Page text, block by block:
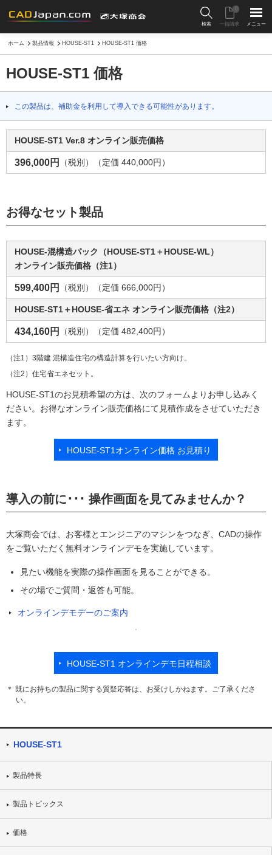
検索 一括請求
0
メニュー
ホーム 製品情報 HOUSE-ST1 HOUSE-ST1 価格
HOUSE-ST1 価格
この製品は、補助金を利用して導入できる可能性があります。
HOUSE-ST1 Ver.8 オンライン販売価格
396,000円 （税別）（定価 440,000円）
お得なセット製品
HOUSE-混構造パック（HOUSE-ST1＋HOUSE-WL）
オンライン販売価格（注1）
599,400円 （税別）（定価 666,000円）
HOUSE-ST1＋HOUSE-省エネ オンライン販売価格（注2）
434,160円 （税別）（定価 482,400円）
（注1）3階建 混構造住宅の構造計算を行いたい方向け。
（注2）住宅省エネセット。
HOUSE-ST1のお見積希望の方は、次のフォームよりお申し込みく
ださい。お得なオンライン販売価格にて見積作成をさせていただき
ます。
HOUSE-ST1オンライン価格 お見積り
導入の前に･･･ 操作画面を見てみませんか？
大塚商会では、お客様とエンジニアのマシンをつなぎ、CADの操作
をご覧いただく無料オンラインデモを実施しています。
見たい機能を実際の操作画面を見ることができる。
その場でご質問・返答も可能。
オンラインデモデーのご案内
HOUSE-ST1 オンラインデモ日程相談
＊ 既にお持ちの製品に関する質疑応答は、お受けしかねます。ご了承くださ
い。
HOUSE-ST1
製品特長
製品トピックス
価格